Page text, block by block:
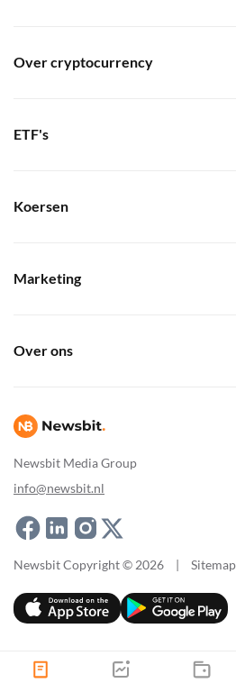
Newsbit Media Group
info@newsbit.nl
Over cryptocurrency
ETF's
Koersen
Marketing
Over ons
Newsbit Copyright © 2026 | Sitemap